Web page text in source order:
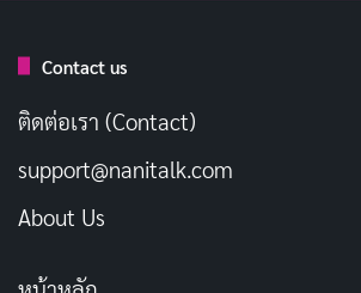
Contact us
ติดต่อเรา (Contact)
support@nanitalk.com
About Us